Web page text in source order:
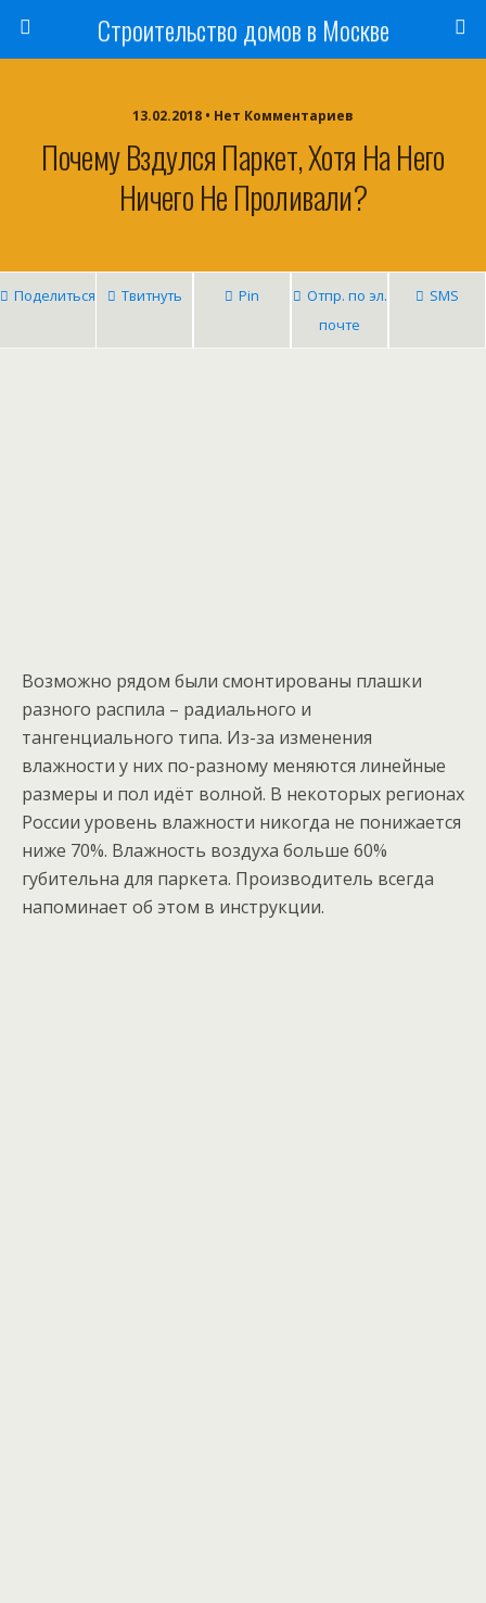
Строительство домов в Москве
13.02.2018 • Нет Комментариев
Почему Вздулся Паркет, Хотя На Него
Ничего Не Проливали?
Поделиться Твитнуть Pin
Отпр. по эл.
почте
SMS
Возможно рядом были смонтированы плашки
разного распила – радиального и
тангенциального типа. Из-за изменения
влажности у них по-разному меняются линейные
размеры и пол идёт волной. В некоторых регионах
России уровень влажности никогда не понижается
ниже 70%. Влажность воздуха больше 60%
губительна для паркета. Производитель всегда
напоминает об этом в инструкции.